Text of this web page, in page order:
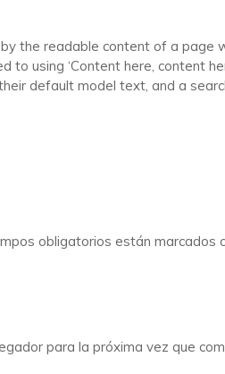
the readable content of a page
using ‘Content here, content
default model text, and a
obligatorios están marcados
para la próxima vez que